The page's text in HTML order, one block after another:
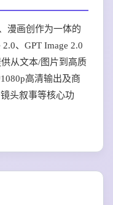
漫画创作为一体的
、GPT Image 2.0
从文本/图片到高质
高清输出及商
头叙事等核心功